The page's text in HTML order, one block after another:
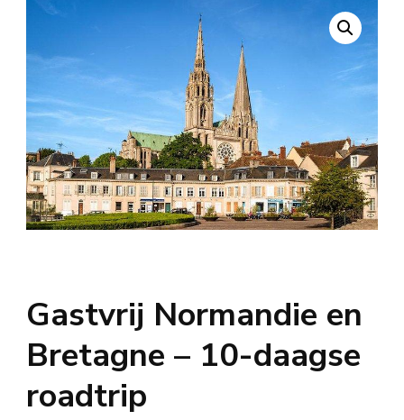
Gastvrij Normandie en
Bretagne – 10-daagse
roadtrip